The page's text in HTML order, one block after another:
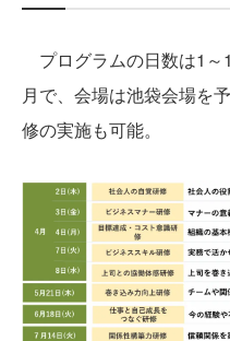
プログラムの日数は1～
月で、会場は池袋会場を
修の実施も可能。